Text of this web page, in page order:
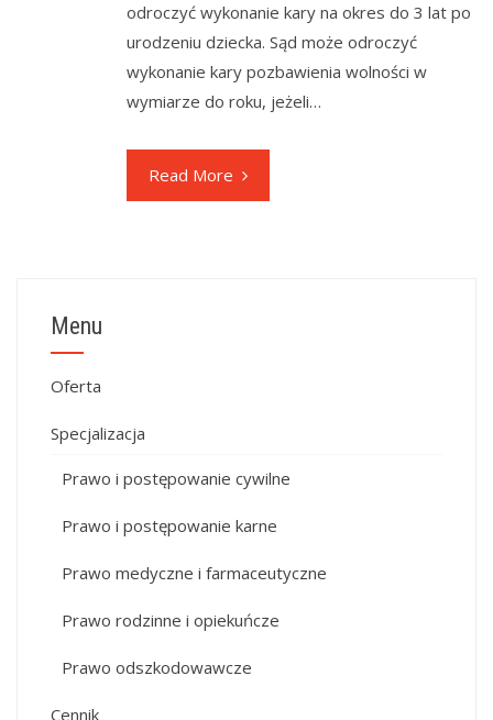
odroczyć wykonanie kary na okres do 3 lat po
urodzeniu dziecka. Sąd może odroczyć
wykonanie kary pozbawienia wolności w
wymiarze do roku, jeżeli…
Read More
Menu
Oferta
Specjalizacja
Prawo i postępowanie cywilne
Prawo i postępowanie karne
Prawo medyczne i farmaceutyczne
Prawo rodzinne i opiekuńcze
Prawo odszkodowawcze
Cennik